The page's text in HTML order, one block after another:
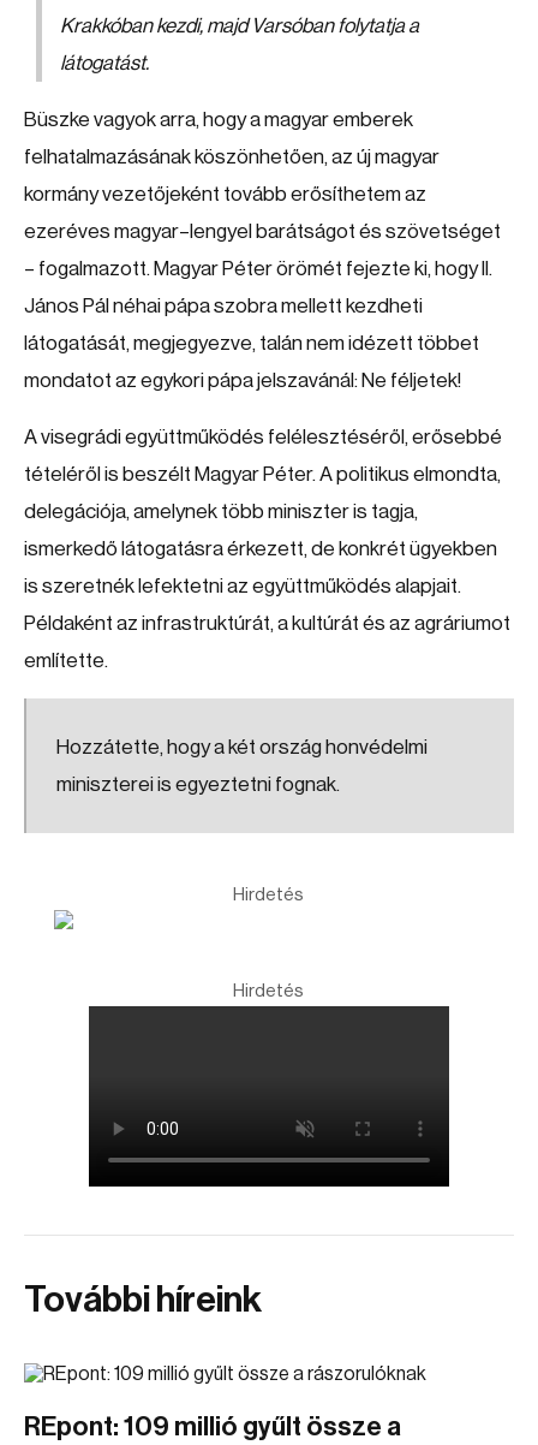
Krakkóban kezdi, majd Varsóban folytatja a
látogatást.
Büszke vagyok arra, hogy a magyar emberek
felhatalmazásának köszönhetően, az új magyar
kormány vezetőjeként tovább erősíthetem az
ezeréves magyar–lengyel barátságot és szövetséget
– fogalmazott. Magyar Péter örömét fejezte ki, hogy II.
János Pál néhai pápa szobra mellett kezdheti
látogatását, megjegyezve, talán nem idézett többet
mondatot az egykori pápa jelszavánál: Ne féljetek!
A visegrádi együttműködés felélesztéséről, erősebbé
tételéről is beszélt Magyar Péter. A politikus elmondta,
delegációja, amelynek több miniszter is tagja,
ismerkedő látogatásra érkezett, de konkrét ügyekben
is szeretnék lefektetni az együttműködés alapjait.
Példaként az infrastruktúrát, a kultúrát és az agráriumot
említette.
Hozzátette, hogy a két ország honvédelmi
miniszterei is egyeztetni fognak.
Hirdetés
Hirdetés
További híreink
REpont: 109 millió gyűlt össze a